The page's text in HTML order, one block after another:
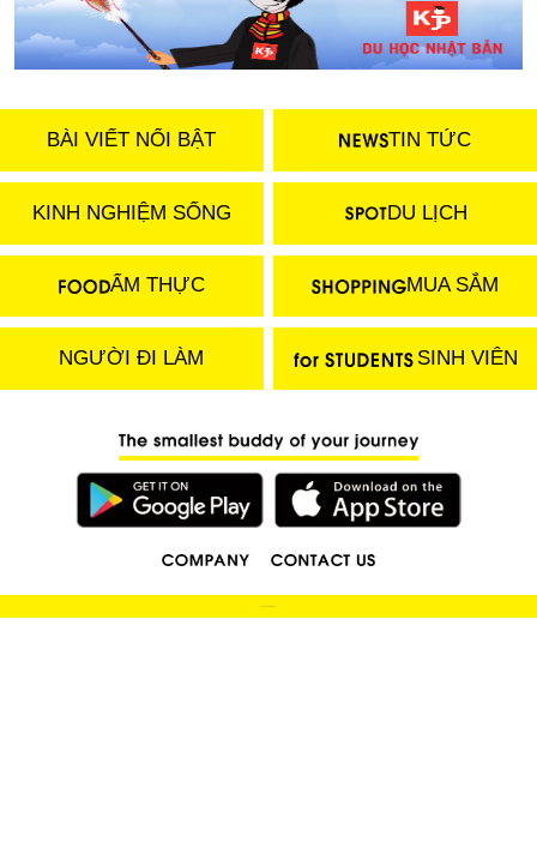
BÀI VIẾT NỔI BẬT TIN TỨC
KINH NGHIỆM SỐNG DU LỊCH
ẨM THỰC MUA SẮM
NGƯỜI ĐI LÀM SINH VIÊN